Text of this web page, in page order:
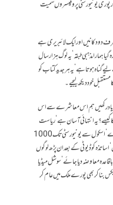
پوری یونیورسٹی پروفیسروں سمیت
صرف دو دکانیں اور ایک لائبریری ہے
ہمارا مذہبی طبقہ‘ یہ لوگ ہزار سال
گناہ ہوتاہے‘ یہ ہر جدید کتاب کو
خود دیکھ لیجیے۔
یاد رکھیں ہم اس معاشرے سے اس
یہ انتہائی آسان ہے‘ ریاست
صرف تین قانون پاس کر دے‘ یہ کتابیں لازم قرار دے دے‘ اسکول سے یونیورسٹی تک1000
کو ڈیوٹی کے بعد ان پڑھ لوگوں
معاوضہ دیا جائے‘ سوشل میڈیا
بنا کر بھی پورے ملک میں عام کر